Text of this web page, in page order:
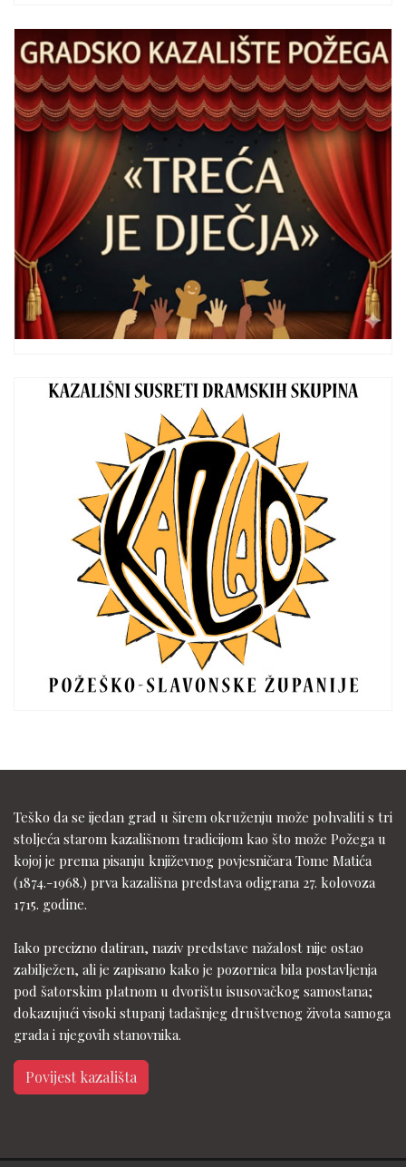
Teško da se ijedan grad u širem okruženju može pohvaliti s tri
stoljeća starom kazališnom tradicijom kao što može Požega u
kojoj je prema pisanju književnog povjesničara Tome Matića
(1874.-1968.) prva kazališna predstava odigrana 27. kolovoza
1715. godine.
Iako precizno datiran, naziv predstave nažalost nije ostao
zabilježen, ali je zapisano kako je pozornica bila postavljenja
pod šatorskim platnom u dvorištu isusovačkog samostana;
dokazujući visoki stupanj tadašnjeg društvenog života samoga
grada i njegovih stanovnika.
Povijest kazališta